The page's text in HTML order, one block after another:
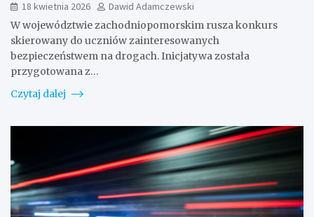
18 kwietnia 2026
Dawid Adamczewski
W województwie zachodniopomorskim rusza konkurs
skierowany do uczniów zainteresowanych
bezpieczeństwem na drogach. Inicjatywa została
przygotowana z…
Czytaj dalej